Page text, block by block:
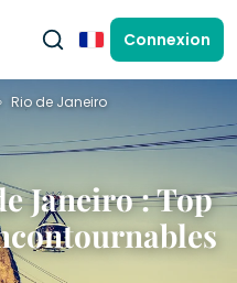
FrançaisConnexion
Rio de Janeiro
Janeiro : Top